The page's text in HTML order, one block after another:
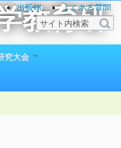
教育研
出版物
よくある質問
究大会